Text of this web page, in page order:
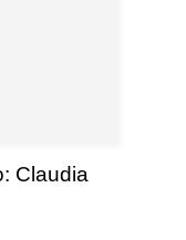
Claudia